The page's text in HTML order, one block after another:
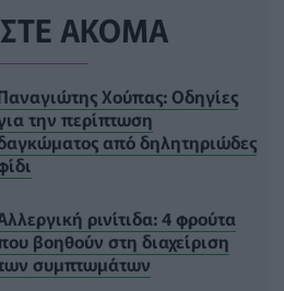
ΑΚΟΜΑ
Χούπας: Οδηγίες
την περίπτωση
από δηλητηριώδες
ρινίτιδα: 4 φρούτα
βοηθούν στη διαχείριση
συμπτωμάτων